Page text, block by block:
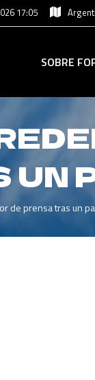
17:05
SOBRE
UN
de prensa tras un